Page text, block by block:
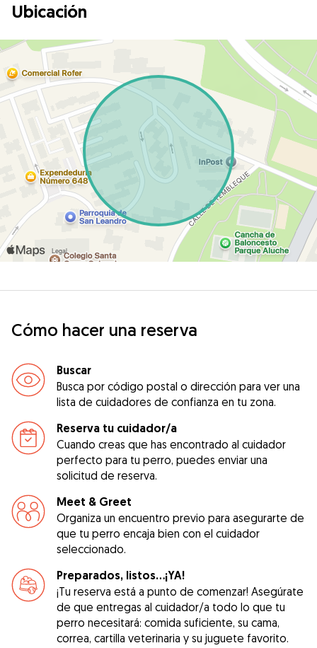
Ubicación
Cómo hacer una reserva
Buscar
Busca por código postal o dirección para ver una
lista de cuidadores de confianza en tu zona.
Reserva tu cuidador/a
Cuando creas que has encontrado al cuidador
perfecto para tu perro, puedes enviar una
solicitud de reserva.
Meet & Greet
Organiza un encuentro previo para asegurarte de
que tu perro encaja bien con el cuidador
seleccionado.
Preparados, listos...¡YA!
¡Tu reserva está a punto de comenzar! Asegúrate
de que entregas al cuidador/a todo lo que tu
perro necesitará: comida suficiente, su cama,
correa, cartilla veterinaria y su juguete favorito.